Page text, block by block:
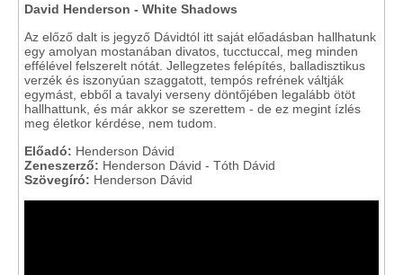
David Henderson - White Shadows
Az előző dalt is jegyző Dávidtól itt saját előadásban hallhatunk
egy amolyan mostanában divatos, tucctuccal, meg minden
effélével felszerelt nótát. Jellegzetes felépítés, balladisztikus
verzék és iszonyúan szaggatott, tempós refrének váltják
egymást, ebből a tavalyi verseny döntőjében legalább ötöt
hallhattunk, és már akkor se szerettem - de ez megint ízlés
meg életkor kérdése, nem tudom.
Előadó: Henderson Dávid
Zeneszerző: Henderson Dávid - Tóth Dávid
Szövegíró: Henderson Dávid